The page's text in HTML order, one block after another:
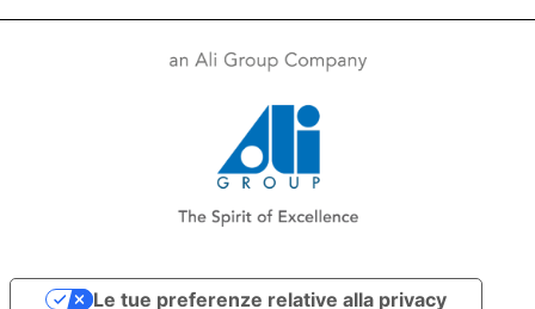
Le tue preferenze relative alla privacy